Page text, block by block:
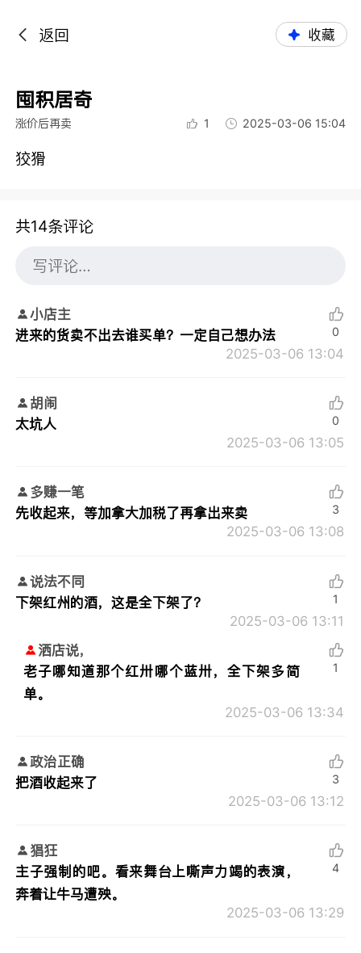
返回 收藏
囤积居奇
涨价后再卖 1 2025-03-06 15:04
狡猾
共14条评论
小店主
进来的货卖不出去谁买单？一定自己想办法
2025-03-06 13:04
0
胡闹
太坑人
2025-03-06 13:05
0
多赚一笔
先收起来，等加拿大加税了再拿出来卖
2025-03-06 13:08
3
说法不同
下架红州的酒，这是全下架了？
2025-03-06 13:11
1
洒店说，
老子哪知道那个红卅哪个蓝卅，全下架多简
单。
2025-03-06 13:34
1
政治正确
把酒收起来了
2025-03-06 13:12
3
猖狂
主子强制的吧。看来舞台上嘶声力竭的表演，
奔着让牛马遭殃。
2025-03-06 13:29
4